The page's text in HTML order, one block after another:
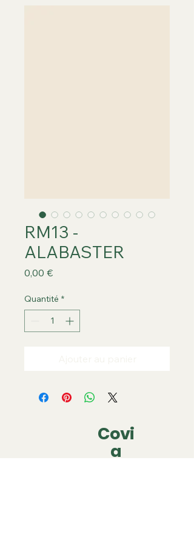
RM13 -
ALABASTER
0,00 €Prix
Quantité *
Covi
a